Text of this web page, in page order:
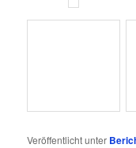
Beitragsnavigation
←Ältere Beiträge